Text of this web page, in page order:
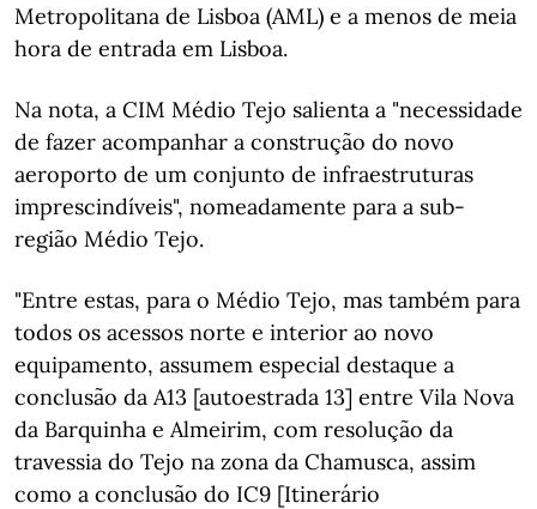
Metropolitana de Lisboa (AML) e a menos de meia
hora de entrada em Lisboa.
Na nota, a CIM Médio Tejo salienta a "necessidade
de fazer acompanhar a construção do novo
aeroporto de um conjunto de infraestruturas
imprescindíveis", nomeadamente para a sub-
região Médio Tejo.
"Entre estas, para o Médio Tejo, mas também para
todos os acessos norte e interior ao novo
equipamento, assumem especial destaque a
conclusão da A13 [autoestrada 13] entre Vila Nova
da Barquinha e Almeirim, com resolução da
travessia do Tejo na zona da Chamusca, assim
como a conclusão do IC9 [Itinerário